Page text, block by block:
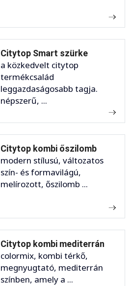
Citytop Smart szürke
a közkedvelt citytop
termékcsalád
leggazdaságosabb tagja.
népszerű, ...
Citytop kombi őszilomb
modern stílusú, változatos
szín- és formavilágú,
melírozott, őszilomb ...
Citytop kombi mediterrán
colormix, kombi térkő,
megnyugtató, mediterrán
színben, amely a ...